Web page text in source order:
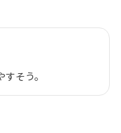
そう。